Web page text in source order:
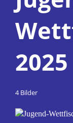
2025
4 Bilder